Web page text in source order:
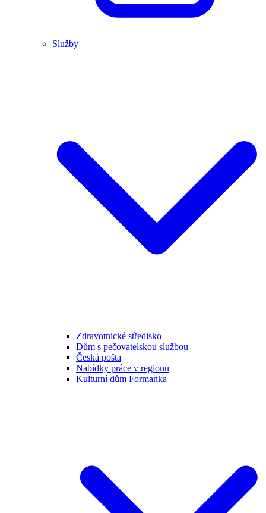
Služby
Zdravotnické středisko
Dům s pečovatelskou službou
Česká pošta
Nabídky práce v regionu
Kulturní dům Formanka